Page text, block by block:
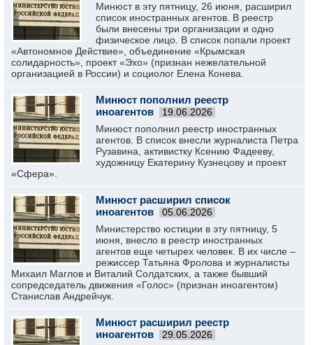
Минюст в эту пятницу, 26 июня, расширил
список иностранных агентов. В реестр
были внесены три организации и одно
физическое лицо. В список попали проект
«Автономное Действие», объединение «Крымская
солидарность», проект «Эхо» (признан нежелательной
организацией в России) и социолог Елена Конева.
Минюст пополнил реестр
иноагентов
19.06.2026
Минюст пополнил реестр иностранных
агентов. В список внесли журналиста Петра
Рузавина, активистку Ксению Фадееву,
художницу Екатерину Кузнецову и проект
«Сфера».
Минюст расширил список
иноагентов
05.06.2026
Министерство юстиции в эту пятницу, 5
июня, внесло в реестр иностранных
агентов еще четырех человек. В их числе –
режиссер Татьяна Фролова и журналисты
Михаил Маглов и Виталий Солдатских, а также бывший
сопредседатель движения «Голос» (признан иноагентом)
Станислав Андрейчук.
Минюст расширил реестр
иноагентов
29.05.2026